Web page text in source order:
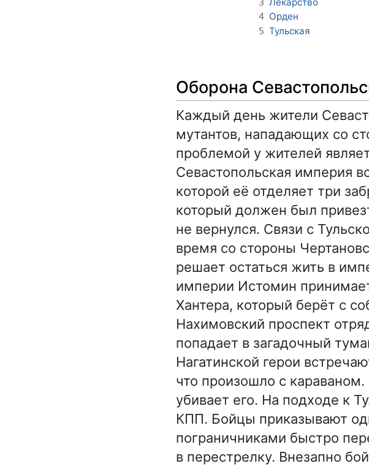
3
4 Орден
5 Тульская
Оборона
Каждый день жители
мутантов, нападающих со
проблемой у жителей
Севастопольская империя
которой её отделяет три
который должен был
не вернулся. Связи с
время со стороны
решает остаться жить в
империи Истомин
Хантера, который берёт с
Нахимовский проспект
попадает в загадочный
Нагатинской герои
что произошло с
убивает его. На подходе к
КПП. Бойцы приказывают
пограничниками быстро
в перестрелку. Внезапно